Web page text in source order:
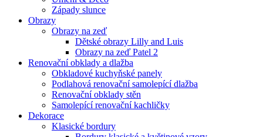
Západy slunce
Obrazy
Obrazy na zeď
Dětské obrazy Lilly and Luis
Obrazy na zeď Patel 2
Renovační obklady a dlažba
Obkladové kuchyňské panely
Podlahová renovační samolepící dlažba
Renovační obklady stěn
Samolepící renovační kachličky
Dekorace
Klasické bordury